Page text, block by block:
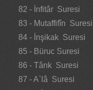
82 - İnfitâr Suresi
83 - Mutaffifîn Suresi
84 - İnşikak Suresi
85 - Büruc Suresi
86 - Târık Suresi
87 - A`lâ Suresi